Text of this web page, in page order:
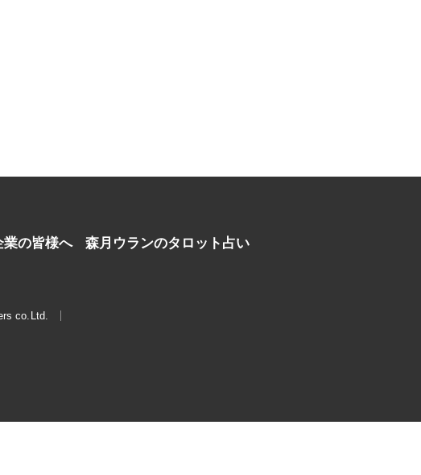
業の皆様へ 森月ウランのタロット占い
co.Ltd.